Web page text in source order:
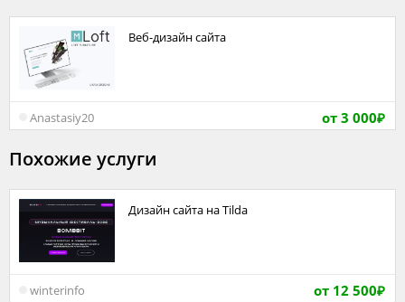
Веб-дизайн сайта
от 3 000₽
Anastasiy20
Похожие услуги
Дизайн сайта на Tilda
от 12 500₽
winterinfo